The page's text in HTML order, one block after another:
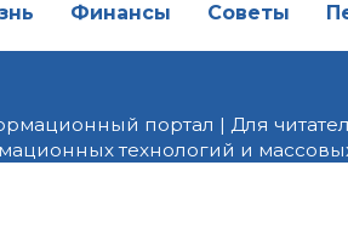
Финансы Советы
портал | Для
технологий и